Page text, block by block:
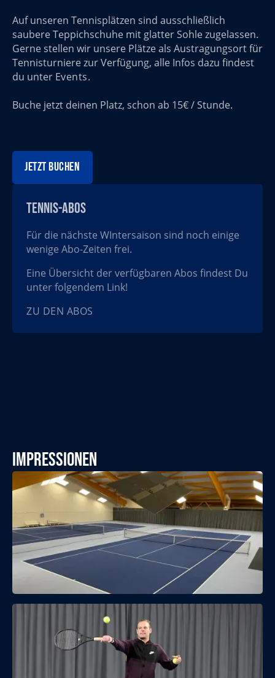
Auf unseren Tennisplätzen sind ausschließlich
saubere Teppichschuhe mit glatter Sohle zugelassen.
Gerne stellen wir unsere Plätze als Austragungsort für
Tennisturniere zur Verfügung, alle Infos dazu findest
du unter Events.
Buche jetzt deinen Platz, schon ab 15€ / Stunde.
jetzt buchen
TENNIS-ABOs
Für die nächste WIntersaison sind noch einige
wenige Abo-Zeiten frei.
Eine Übersicht der verfügbaren Abos findest Du
unter folgendem Link!
ZU DEN ABOS
impressionen